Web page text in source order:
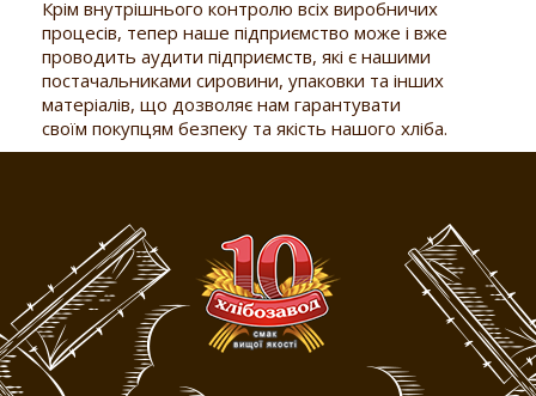
Крім внутрішнього контролю всіх виробничих
процесів, тепер наше підприємство може і вже
проводить аудити підприємств, які є нашими
постачальниками сировини, упаковки та інших
матеріалів, що дозволяє нам гарантувати
своїм покупцям безпеку та якість нашого хліба.